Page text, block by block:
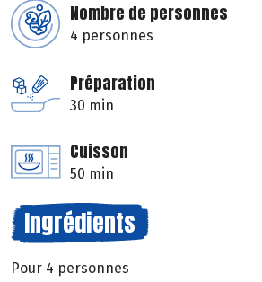
Nombre de personnes
4 personnes
Préparation
30 min
Cuisson
50 min
Ingrédients
Pour 4 personnes